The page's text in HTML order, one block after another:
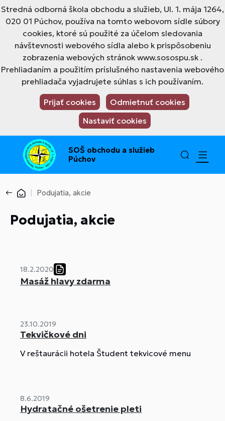
Stredná odborná škola obchodu a služieb, Ul. 1. mája 1264,
020 01 Púchov, používa na tomto webovom sídle súbory
cookies, ktoré sú použité za účelom sledovania
návštevnosti webového sídla alebo k prispôsobeniu
zobrazenia webových stránok www.sosospu.sk .
Prehliadaním a použitím príslušného nastavenia webového
prehliadača vyjadrujete súhlas s ich používaním.
Prijať cookies
Odmietnuť cookies
Nastaviť cookies
SOŠ obchodu a služieb
Púchov
Podujatia, akcie
Podujatia, akcie
18.2.2020
Masáž hlavy zdarma
23.10.2019
Tekvičkové dni
V reštaurácii hotela Študent tekvicové menu
8.6.2019
Hydratačné ošetrenie pleti